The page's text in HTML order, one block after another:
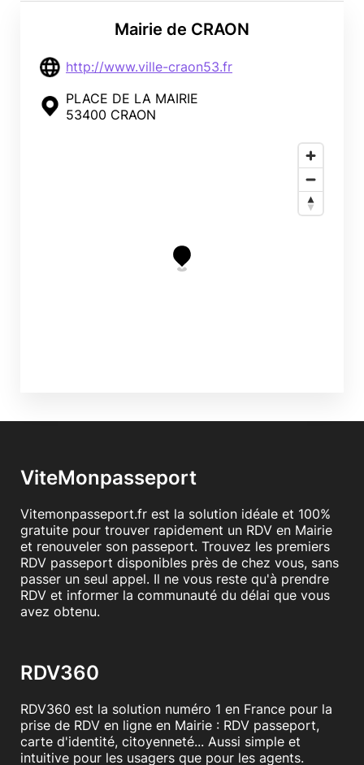
Mairie de CRAON
http://www.ville-craon53.fr
PLACE DE LA MAIRIE
53400 CRAON
ViteMonpasseport
Vitemonpasseport.fr est la solution idéale et 100%
gratuite pour trouver rapidement un RDV en Mairie
et renouveler son passeport. Trouvez les premiers
RDV passeport disponibles près de chez vous, sans
passer un seul appel. Il ne vous reste qu'à prendre
RDV et informer la communauté du délai que vous
avez obtenu.
RDV360
RDV360 est la solution numéro 1 en France pour la
prise de RDV en ligne en Mairie : RDV passeport,
carte d'identité, citoyenneté... Aussi simple et
intuitive pour les usagers que pour les agents.